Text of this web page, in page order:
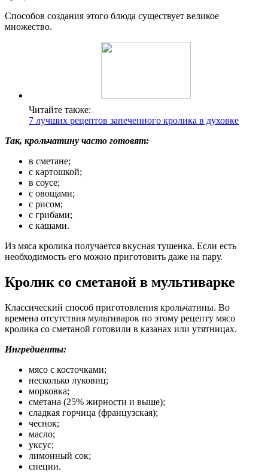
Способов создания этого блюда существует великое
множество.
Читайте также:
7 лучших рецептов запеченного кролика в духовке
Так, крольчатину часто готовят:
в сметане;
с картошкой;
в соусе;
с овощами;
с рисом;
с грибами;
с кашами.
Из мяса кролика получается вкусная тушенка. Если есть
необходимость его можно приготовить даже на пару.
Кролик со сметаной в мультиварке
Классический способ приготовления крольчатины. Во
времена отсутствия мультиварок по этому рецепту мясо
кролика со сметаной готовили в казанах или утятницах.
Ингредиенты:
мясо с косточками;
несколько луковиц;
морковка;
сметана (25% жирности и выше);
сладкая горчица (французская);
чеснок;
масло;
уксус;
лимонный сок;
специи.